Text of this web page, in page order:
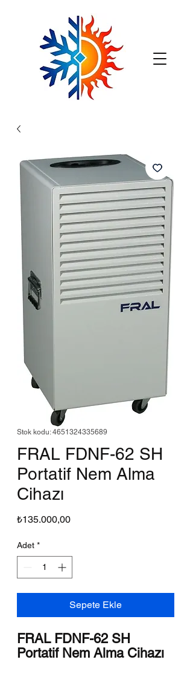
Stok kodu: 4651324335689
FRAL FDNF-62 SH
Portatif Nem Alma
Cihazı
₺135.000,00Fiyat
Adet *
Sepete Ekle
FRAL FDNF-62 SH
Portatif Nem Alma Cihazı